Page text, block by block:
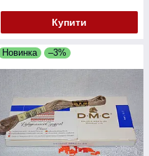
Купити
Новинка –3%